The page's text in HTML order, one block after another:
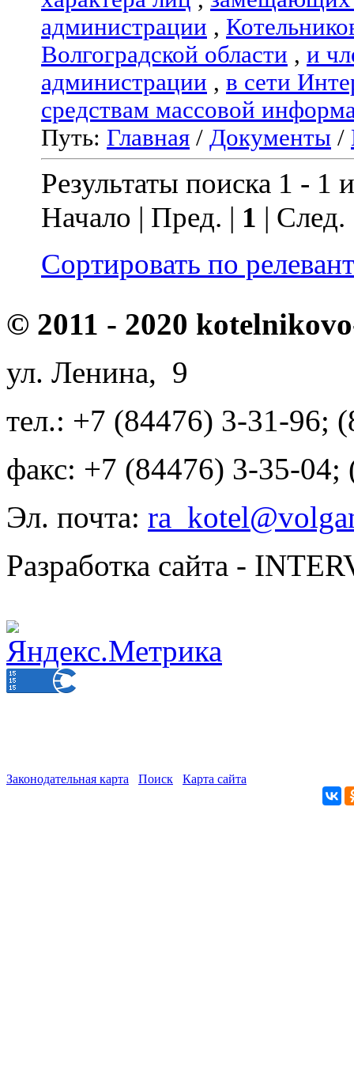
администрации ,
Волгоградской области , и
администрации , в сети
средствам массовой
Путь: Главная / Документы /
Результаты поиска 1 - 1
Начало | Пред. | 1 |
Сортировать по
© 2011 - 2020
ул. Ленина, 9
тел.: +7 (84476) 3-31-96;
факс: +7 (84476) 3-35-04;
Эл. почта:
Разработка сайта -
Законодательная карта Поиск Карта сайта